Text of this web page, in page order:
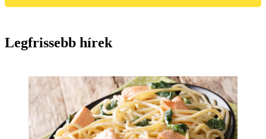
Legfrissebb hírek